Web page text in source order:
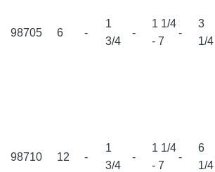
98705 6 -
1
3/4
-
1 1/4
- 7
-
3
1/4
98710 12 -
1
3/4
-
1 1/4
- 7
-
6
1/4